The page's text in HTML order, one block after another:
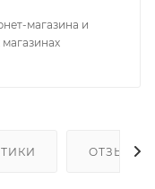
магазина и
ОТЗЫВЫ